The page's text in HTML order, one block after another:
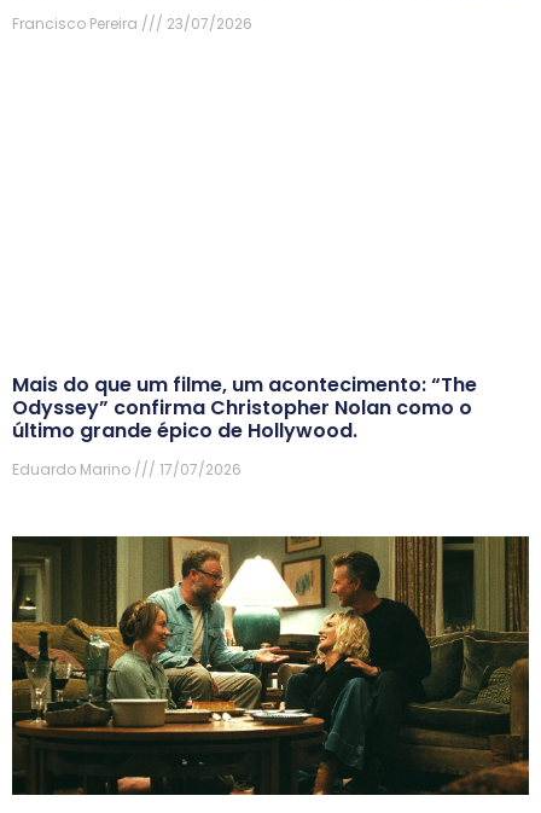
Francisco Pereira 23/07/2026
Mais do que um filme, um acontecimento: “The
Odyssey” confirma Christopher Nolan como o
último grande épico de Hollywood.
Eduardo Marino 17/07/2026